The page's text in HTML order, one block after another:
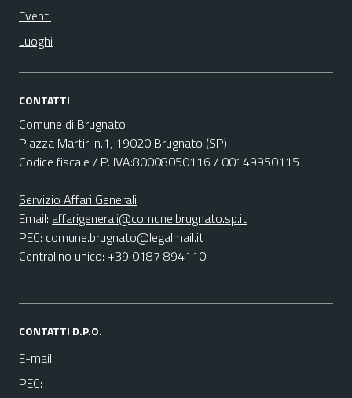
Eventi
Luoghi
CONTATTI
Comune di Brugnato
Piazza Martiri n.1, 19020 Brugnato (SP)
Codice fiscale / P. IVA:80008050116 / 00149950115
Servizio Affari Generali
Email: affarigenerali@comune.brugnato.sp.it
PEC: comune.brugnato@legalmail.it
Centralino unico: +39 0187 894110
CONTATTI D.P.O.
E-mail:
PEC: